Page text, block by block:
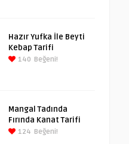
Hazır Yufka İle Beyti
Kebap Tarifi
140 Beğeni!
Mangal Tadında
Fırında Kanat Tarifi
124 Beğeni!